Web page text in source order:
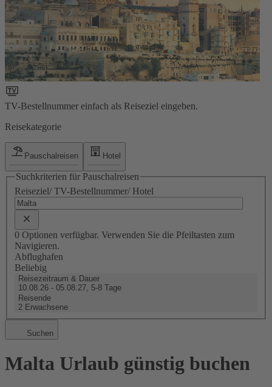
TV-Bestellnummer einfach als Reiseziel eingeben.
Reisekategorie
Pauschalreisen Hotel
Suchkriterien für Pauschalreisen
Reiseziel/ TV-Bestellnummer/ Hotel
0 Optionen verfügbar. Verwenden Sie die Pfeiltasten zum
Navigieren.
Abflughafen
Beliebig
Reisezeitraum & Dauer
10.08.26 - 05.08.27, 5-8 Tage
Reisende
2 Erwachsene
Suchen
Malta Urlaub günstig buchen